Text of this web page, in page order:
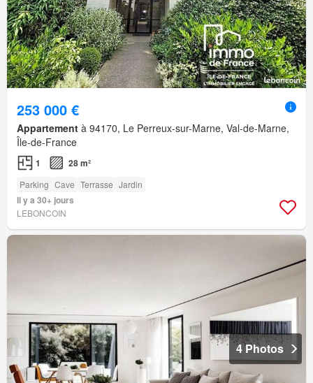
253 000 €
Appartement à 94170, Le Perreux-sur-Marne, Val-de-Marne,
Île-de-France
1 28 m²
Parking Cave Terrasse Jardin
Il y a 30+ jours
LEBONCOIN
4 Photos